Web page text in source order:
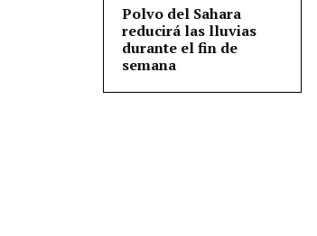
Polvo del Sahara
reducirá las lluvias
durante el fin de
semana